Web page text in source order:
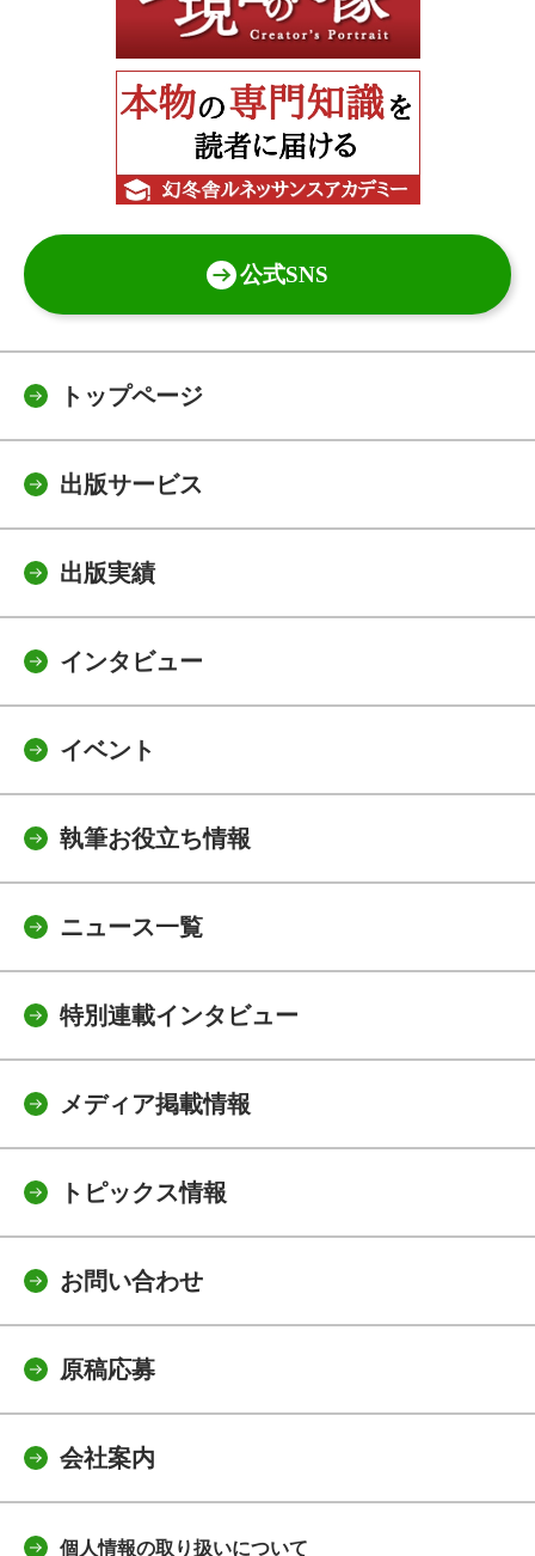
公式SNS
トップページ
出版サービス
出版実績
インタビュー
イベント
執筆お役立ち情報
ニュース一覧
特別連載インタビュー
メディア掲載情報
トピックス情報
お問い合わせ
原稿応募
会社案内
個人情報の取り扱いについて